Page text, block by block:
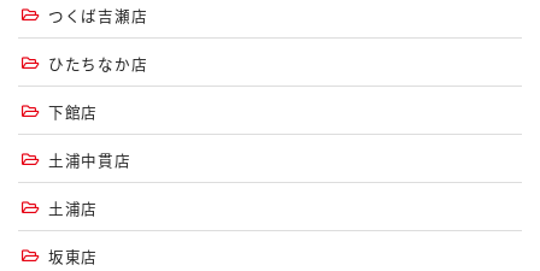
つくば吉瀬店
ひたちなか店
下館店
土浦中貫店
土浦店
坂東店